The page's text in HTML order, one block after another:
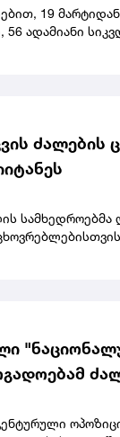
19
ადამიანი
ძალების
სამხედროებმა
და